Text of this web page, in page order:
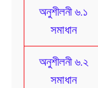
অনুশীলনী ৬.১
সমাধান
অনুশীলনী ৬.২
সমাধান